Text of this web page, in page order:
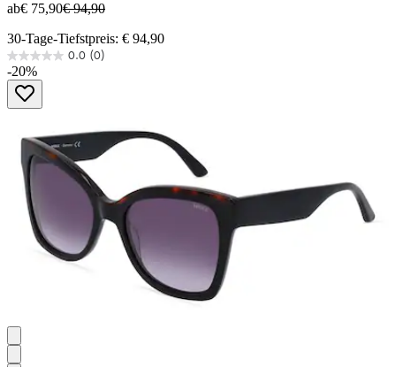
ab€ 75,90€ 94,90
30-Tage-Tiefstpreis: € 94,90
0.0 (0)
0.0
von
Sternen.
-20%